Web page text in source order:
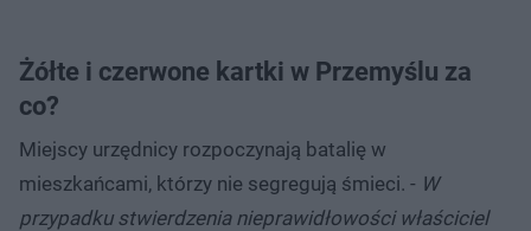
Żółte i czerwone kartki w Przemyślu za
co?
Miejscy urzędnicy rozpoczynają batalię w
mieszkańcami, którzy nie segregują śmieci. - W
przypadku stwierdzenia nieprawidłowości właściciel